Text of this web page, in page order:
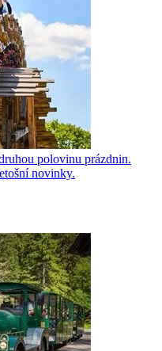
polovinu prázdnin.
novinky.